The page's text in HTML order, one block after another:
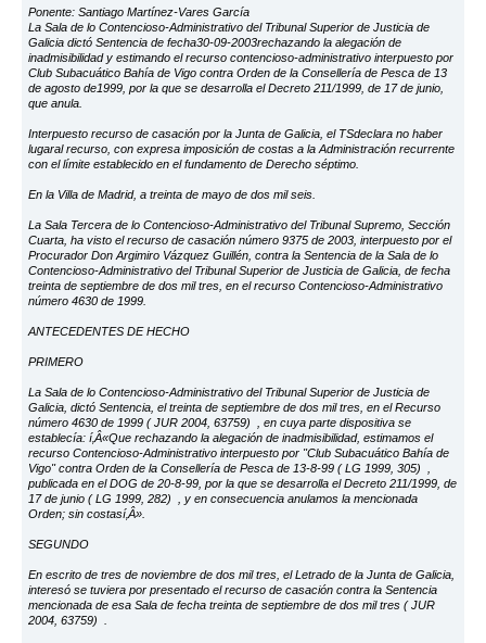
Ponente: Santiago Martínez-Vares García
La Sala de lo Contencioso-Administrativo del Tribunal Superior de Justicia de
Galicia dictó Sentencia de fecha30-09-2003rechazando la alegación de
inadmisibilidad y estimando el recurso contencioso-administrativo interpuesto por
Club Subacuático Bahía de Vigo contra Orden de la Consellería de Pesca de 13
de agosto de1999, por la que se desarrolla el Decreto 211/1999, de 17 de junio,
que anula.
Interpuesto recurso de casación por la Junta de Galicia, el TSdeclara no haber
lugaral recurso, con expresa imposición de costas a la Administración recurrente
con el límite establecido en el fundamento de Derecho séptimo.
En la Villa de Madrid, a treinta de mayo de dos mil seis.
La Sala Tercera de lo Contencioso-Administrativo del Tribunal Supremo, Sección
Cuarta, ha visto el recurso de casación número 9375 de 2003, interpuesto por el
Procurador Don Argimiro Vázquez Guillén, contra la Sentencia de la Sala de lo
Contencioso-Administrativo del Tribunal Superior de Justicia de Galicia, de fecha
treinta de septiembre de dos mil tres, en el recurso Contencioso-Administrativo
número 4630 de 1999.
ANTECEDENTES DE HECHO
PRIMERO
La Sala de lo Contencioso-Administrativo del Tribunal Superior de Justicia de
Galicia, dictó Sentencia, el treinta de septiembre de dos mil tres, en el Recurso
número 4630 de 1999 ( JUR 2004, 63759) , en cuya parte dispositiva se
establecía: í‚Â«Que rechazando la alegación de inadmisibilidad, estimamos el
recurso Contencioso-Administrativo interpuesto por "Club Subacuático Bahía de
Vigo" contra Orden de la Consellería de Pesca de 13-8-99 ( LG 1999, 305) ,
publicada en el DOG de 20-8-99, por la que se desarrolla el Decreto 211/1999, de
17 de junio ( LG 1999, 282) , y en consecuencia anulamos la mencionada
Orden; sin costasí‚Â».
SEGUNDO
En escrito de tres de noviembre de dos mil tres, el Letrado de la Junta de Galicia,
interesó se tuviera por presentado el recurso de casación contra la Sentencia
mencionada de esa Sala de fecha treinta de septiembre de dos mil tres ( JUR
2004, 63759) .